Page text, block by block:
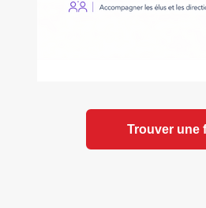
Trouver une